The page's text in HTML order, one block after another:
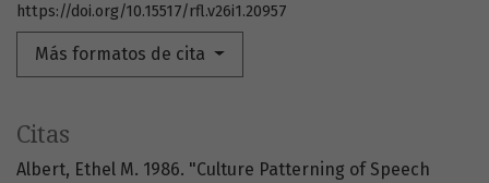
https://doi.org/10.15517/rfl.v26i1.20957
Más formatos de cita
Citas
Albert, Ethel M. 1986. "Culture Patterning of Speech